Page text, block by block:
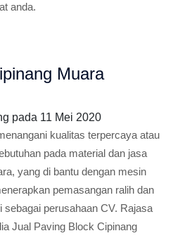
anda.
Muara
pada 11 Mei 2020
kualitas terpercaya atau
pada material dan jasa
yang di bantu dengan mesin
pemasangan ralih dan
perusahaan CV. Rajasa
Jual Paving Block Cipinang